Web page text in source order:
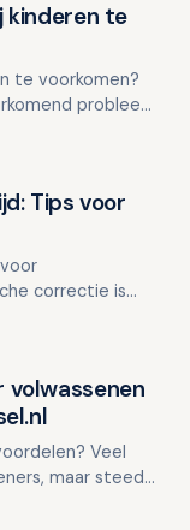
kinderen te
te voorkomen?
probleem
Tips voor
correctie is
volwassenen
Veel
maar steeds